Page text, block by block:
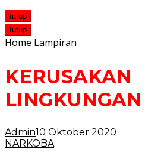
tutup
tutup
Home Lampiran
KERUSAKAN
LINGKUNGAN
Admin10 Oktober 2020
NARKOBA